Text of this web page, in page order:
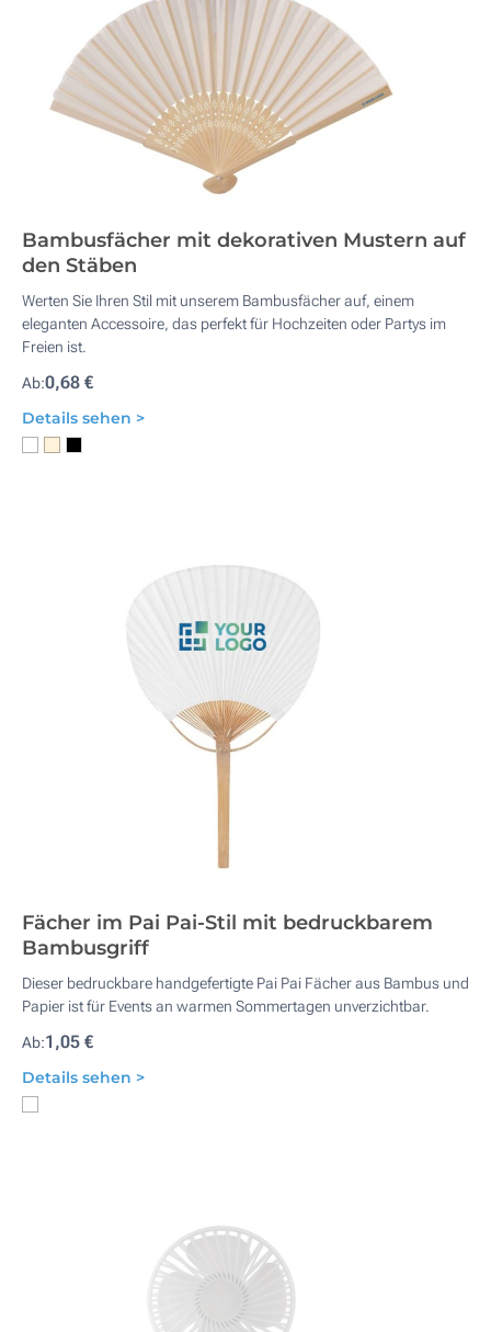
Bambusfächer mit dekorativen Mustern auf
den Stäben
Werten Sie Ihren Stil mit unserem Bambusfächer auf, einem
eleganten Accessoire, das perfekt für Hochzeiten oder Partys im
Freien ist.
Ab:0,68 €
Details sehen >
Fächer im Pai Pai-Stil mit bedruckbarem
Bambusgriff
Dieser bedruckbare handgefertigte Pai Pai Fächer aus Bambus und
Papier ist für Events an warmen Sommertagen unverzichtbar.
Ab:1,05 €
Details sehen >